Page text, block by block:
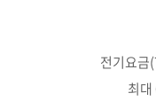
전기요금
최